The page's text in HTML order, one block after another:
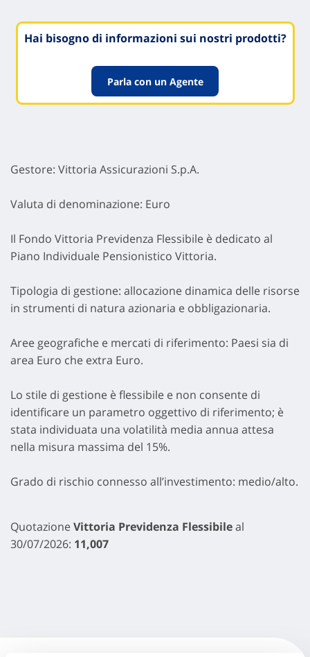
Hai bisogno di informazioni sui nostri prodotti?
Parla con un Agente
Gestore: Vittoria Assicurazioni S.p.A.
Valuta di denominazione: Euro
Il Fondo Vittoria Previdenza Flessibile è dedicato al
Piano Individuale Pensionistico Vittoria.
Tipologia di gestione: allocazione dinamica delle risorse
in strumenti di natura azionaria e obbligazionaria.
Aree geografiche e mercati di riferimento: Paesi sia di
area Euro che extra Euro.
Lo stile di gestione è flessibile e non consente di
identificare un parametro oggettivo di riferimento; è
stata individuata una volatilità media annua attesa
nella misura massima del 15%.
Grado di rischio connesso all’investimento: medio/alto.
QuotazioneVittoria Previdenza Flessibileal
30/07/2026: 11,007